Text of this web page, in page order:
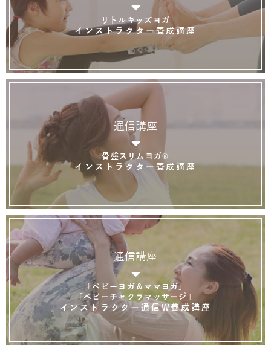
リトルキッズヨガ
インストラクター養成講座
通信講座
骨盤スリムヨガ®
インストラクター養成講座
通信講座
「ベビーヨガ＆ママヨガ」
「ベビーチャクラマッサージ」
インストラクター通信W養成講座